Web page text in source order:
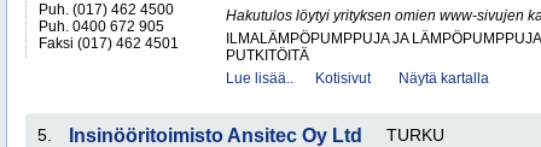
Puh. (017) 462 4500
Puh. 0400 672 905
Faksi (017) 462 4501
Hakutulos löytyi yrityksen omien www-sivujen
ILMALÄMPÖPUMPPUJA JA LÄMPÖPUMPPUJA
PUTKITÖITÄ
Lue lisää..
Kotisivut Näytä kartalla
5. Insinööritoimisto Ansitec Oy Ltd TURKU